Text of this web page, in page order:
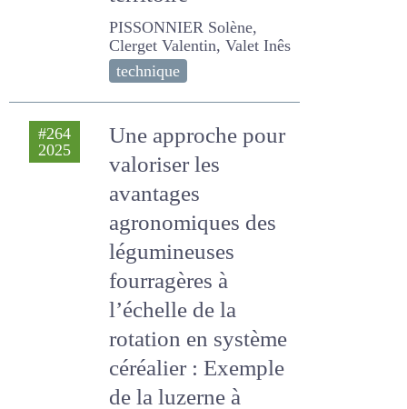
territoire
PISSONNIER Solène,
Une approche pour
valoriser les
avantages
agronomiques des
légumineuses
fourragères à
l’échelle de la
rotation en